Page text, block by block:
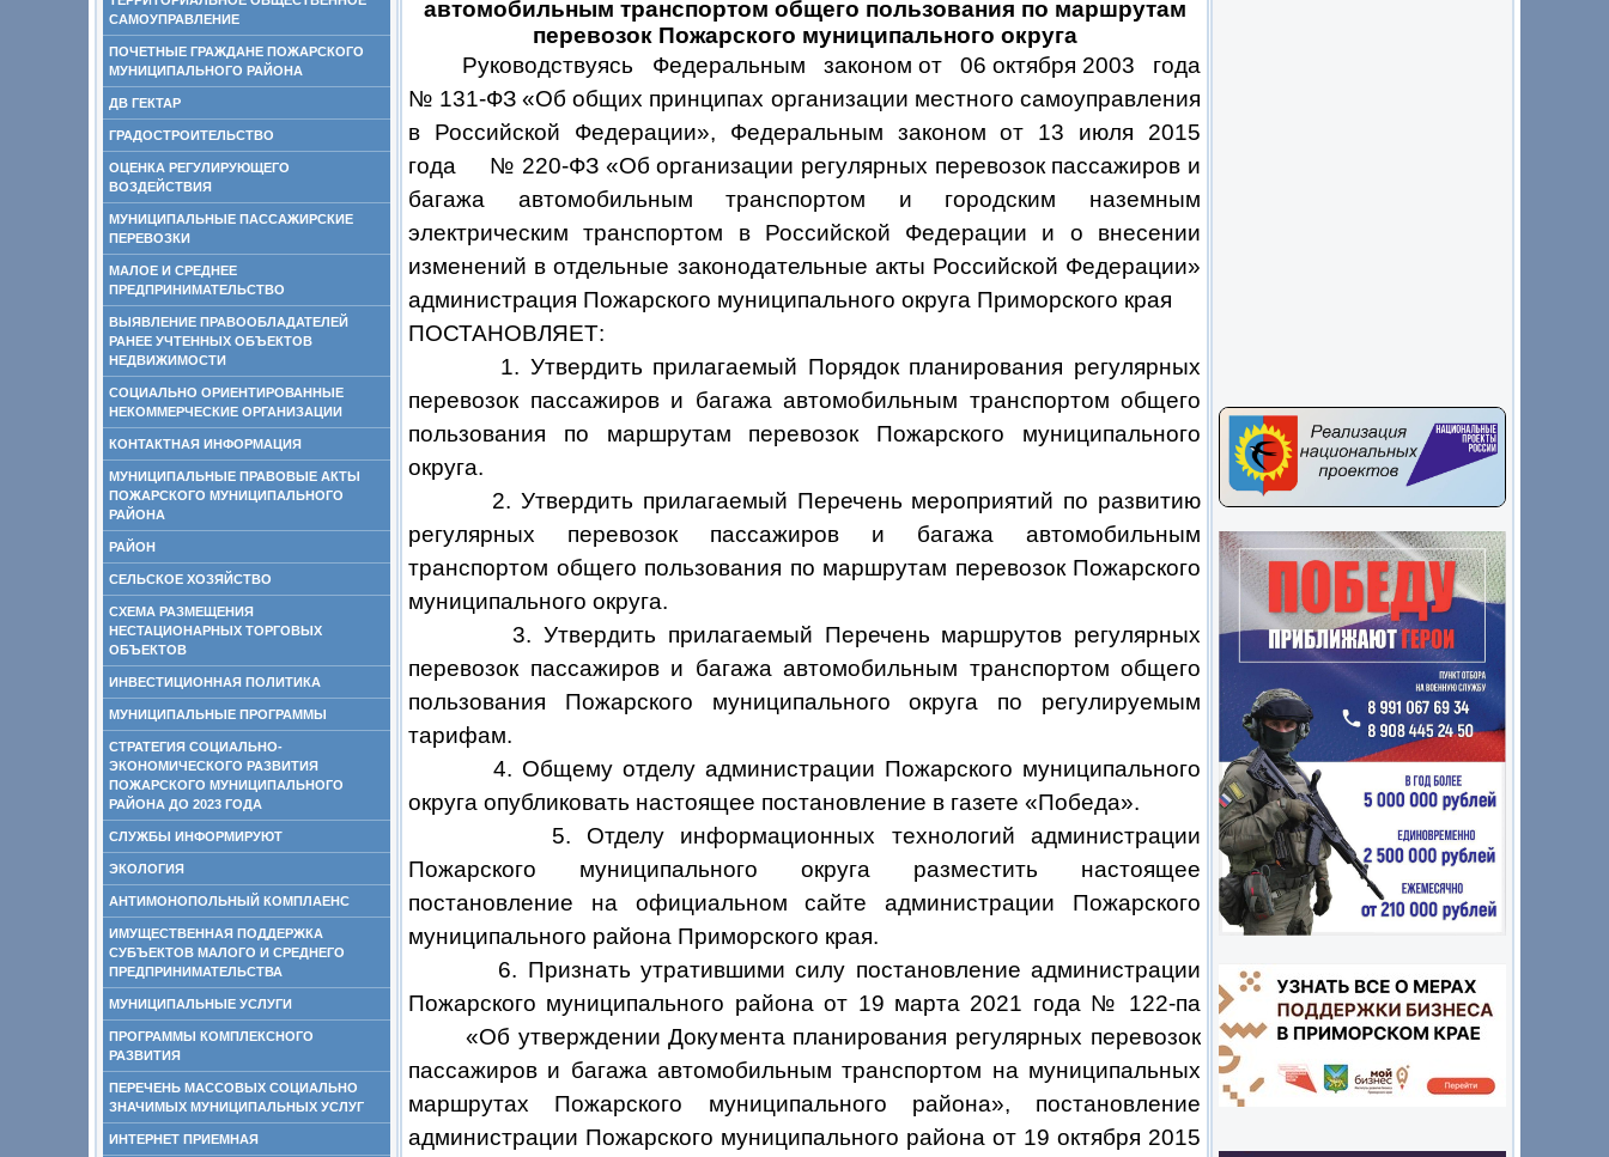
САМОУПРАВЛЕНИЕ
ПОЧЕТНЫЕ ГРАЖДАНЕ ПОЖАРСКОГО
МУНИЦИПАЛЬНОГО РАЙОНА
ДВ ГЕКТАР
ГРАДОСТРОИТЕЛЬСТВО
ОЦЕНКА РЕГУЛИРУЮЩЕГО
ВОЗДЕЙСТВИЯ
МУНИЦИПАЛЬНЫЕ ПАССАЖИРСКИЕ
ПЕРЕВОЗКИ
МАЛОЕ И СРЕДНЕЕ
ПРЕДПРИНИМАТЕЛЬСТВО
ВЫЯВЛЕНИЕ ПРАВООБЛАДАТЕЛЕЙ
РАНЕЕ УЧТЕННЫХ ОБЪЕКТОВ
НЕДВИЖИМОСТИ
СОЦИАЛЬНО ОРИЕНТИРОВАННЫЕ
НЕКОММЕРЧЕСКИЕ ОРГАНИЗАЦИИ
КОНТАКТНАЯ ИНФОРМАЦИЯ
МУНИЦИПАЛЬНЫЕ ПРАВОВЫЕ АКТЫ
ПОЖАРСКОГО МУНИЦИПАЛЬНОГО
РАЙОНА
РАЙОН
СЕЛЬСКОЕ ХОЗЯЙСТВО
СХЕМА РАЗМЕЩЕНИЯ
НЕСТАЦИОНАРНЫХ ТОРГОВЫХ
ОБЪЕКТОВ
ИНВЕСТИЦИОННАЯ ПОЛИТИКА
МУНИЦИПАЛЬНЫЕ ПРОГРАММЫ
СТРАТЕГИЯ СОЦИАЛЬНО-
ЭКОНОМИЧЕСКОГО РАЗВИТИЯ
ПОЖАРСКОГО МУНИЦИПАЛЬНОГО
РАЙОНА ДО 2023 ГОДА
СЛУЖБЫ ИНФОРМИРУЮТ
ЭКОЛОГИЯ
АНТИМОНОПОЛЬНЫЙ КОМПЛАЕНС
ИМУЩЕСТВЕННАЯ ПОДДЕРЖКА
СУБЪЕКТОВ МАЛОГО И СРЕДНЕГО
ПРЕДПРИНИМАТЕЛЬСТВА
МУНИЦИПАЛЬНЫЕ УСЛУГИ
ПРОГРАММЫ КОМПЛЕКСНОГО
РАЗВИТИЯ
ПЕРЕЧЕНЬ МАССОВЫХ СОЦИАЛЬНО
ЗНАЧИМЫХ МУНИЦИПАЛЬНЫХ УСЛУГ
ИНТЕРНЕТ ПРИЕМНАЯ
автомобильным транспортом общего пользования по маршрутам
перевозок Пожарского муниципального округа
Руководствуясь Федеральным законом от 06 октября 2003 года
№ 131-ФЗ «Об общих принципах организации местного самоуправления
в Российской Федерации», Федеральным законом от 13 июля 2015
года № 220-ФЗ «Об организации регулярных перевозок пассажиров и
багажа автомобильным транспортом и городским наземным
электрическим транспортом в Российской Федерации и о внесении
изменений в отдельные законодательные акты Российской Федерации»
администрация Пожарского муниципального округа Приморского края
ПОСТАНОВЛЯЕТ:
1. Утвердить прилагаемый Порядок планирования регулярных
перевозок пассажиров и багажа автомобильным транспортом общего
пользования по маршрутам перевозок Пожарского муниципального
округа.
2. Утвердить прилагаемый Перечень мероприятий по развитию
регулярных перевозок пассажиров и багажа автомобильным
транспортом общего пользования по маршрутам перевозок Пожарского
муниципального округа.
3. Утвердить прилагаемый Перечень маршрутов регулярных
перевозок пассажиров и багажа автомобильным транспортом общего
пользования Пожарского муниципального округа по регулируемым
тарифам.
4. Общему отделу администрации Пожарского муниципального
округа опубликовать настоящее постановление в газете «Победа».
5. Отделу информационных технологий администрации
Пожарского муниципального округа разместить настоящее
постановление на официальном сайте администрации Пожарского
муниципального района Приморского края.
6. Признать утратившими силу постановление администрации
Пожарского муниципального района от 19 марта 2021 года № 122-па
«Об утверждении Документа планирования регулярных перевозок
пассажиров и багажа автомобильным транспортом на муниципальных
маршрутах Пожарского муниципального района», постановление
администрации Пожарского муниципального района от 19 октября 2015